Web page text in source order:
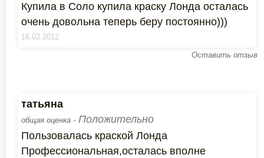
Купила в Соло купила краску Лонда осталась
очень довольна теперь беру постоянно)))
16.02.2012
Оставить отзыв
татьяна
общая оценка - Положительно
Пользовалась краской Лонда
Профессиональная,осталась вполне